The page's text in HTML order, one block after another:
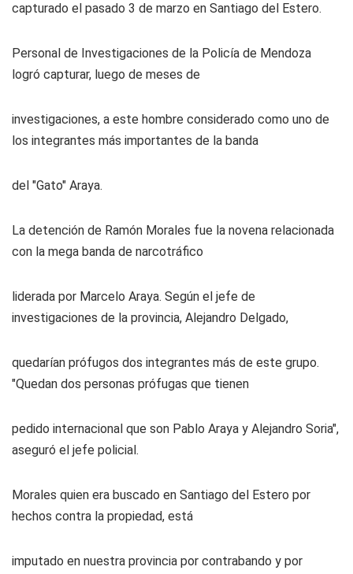
capturado el pasado 3 de marzo en Santiago del Estero.
Personal de Investigaciones de la Policía de Mendoza
logró capturar, luego de meses de
investigaciones, a este hombre considerado como uno de
los integrantes más importantes de la banda
del "Gato" Araya.
La detención de Ramón Morales fue la novena relacionada
con la mega banda de narcotráfico
liderada por Marcelo Araya. Según el jefe de
investigaciones de la provincia, Alejandro Delgado,
quedarían prófugos dos integrantes más de este grupo.
"Quedan dos personas prófugas que tienen
pedido internacional que son Pablo Araya y Alejandro Soria",
aseguró el jefe policial.
Morales quien era buscado en Santiago del Estero por
hechos contra la propiedad, está
imputado en nuestra provincia por contrabando y por